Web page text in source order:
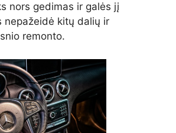
nors gedimas ir galės jį
nepažeidė kitų dalių ir
remonto.